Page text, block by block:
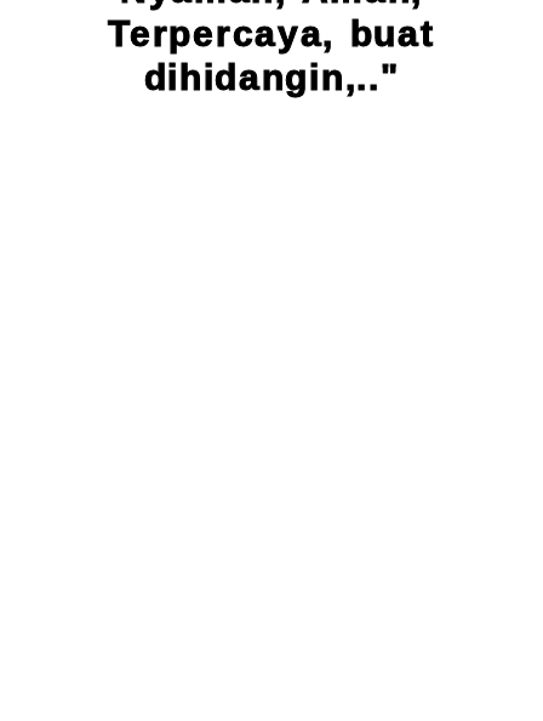
Terpercaya, buat
dihidangin,.."